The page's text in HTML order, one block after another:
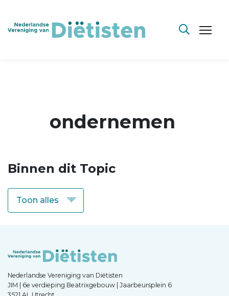
ondernemen
Binnen dit Topic
Nederlandse Vereniging van Diëtisten
JIM | 6e verdieping Beatrixgebouw | Jaarbeursplein 6